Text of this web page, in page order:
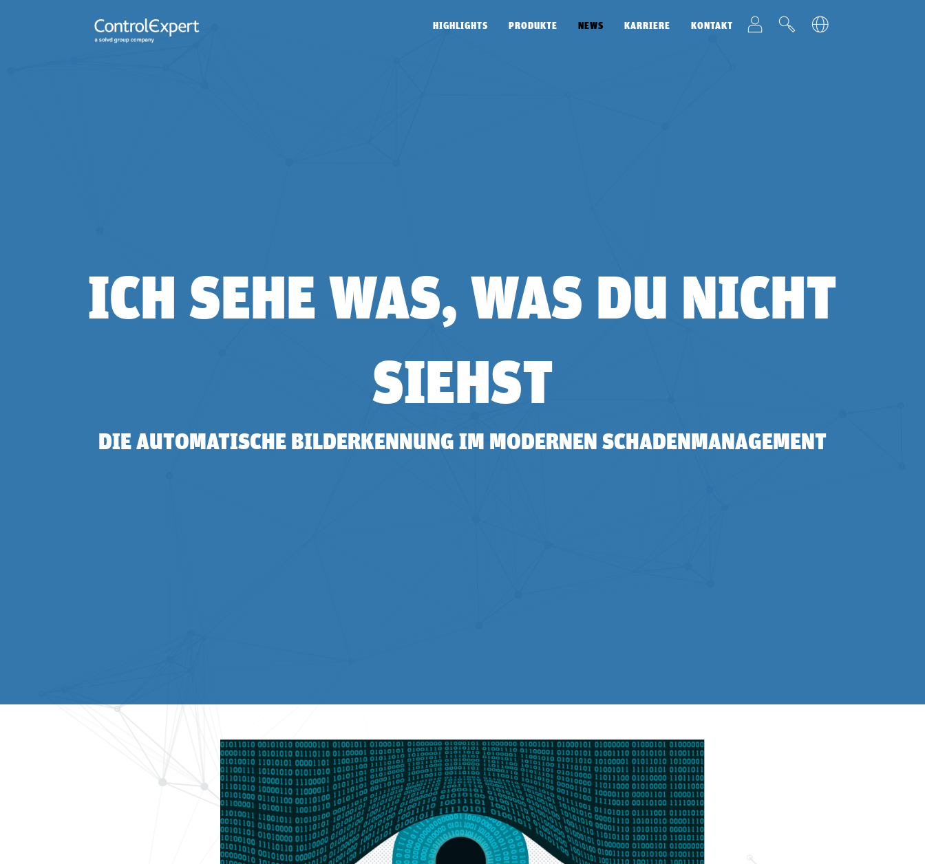
HIGHLIGHTS PRODUKTE NEWS KARRIERE KONTAKT t v u
ICH SEHE WAS, WAS DU NICHT
SIEHST
DIE AUTOMATISCHE BILDERKENNUNG IM MODERNEN SCHADENMANAGEMENT